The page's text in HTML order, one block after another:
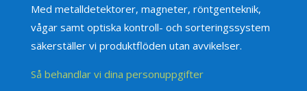
Med metalldetektorer, magneter, röntgenteknik,
vågar samt optiska kontroll- och sorteringssystem
säkerställer vi produktflöden utan avvikelser.
Så behandlar vi dina personuppgifter